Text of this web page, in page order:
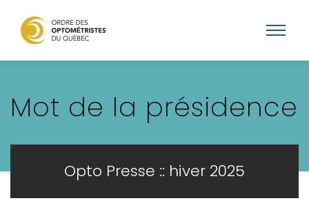
contenu
Mot de la présidence
Opto Presse :: hiver 2025